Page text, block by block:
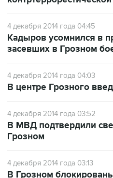
4 декабря 2014 года 04:45
засевших в Грозном
4 декабря 2014 года 04:03
4 декабря 2014 года 03:52
Грозном
4 декабря 2014 года 03:13
сотрудников ГИБДД